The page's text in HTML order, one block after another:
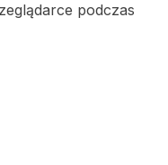
podczas